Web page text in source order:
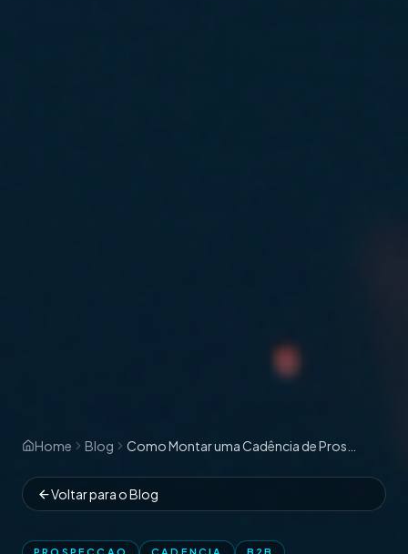
Home Blog
Voltar para o Blog